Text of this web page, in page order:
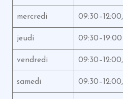
mercredi
jeudi 09:30–19:00
vendredi
samedi